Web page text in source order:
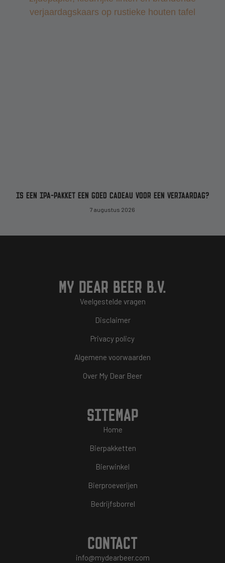
IS EEN IPA-PAKKET EEN GOED CADEAU VOOR EEN VERJAARDAG?
7 augustus 2026
MY DEAR BEER B.V.
Veelgestelde vragen
Disclaimer
Privacy policy
Algemene voorwaarden
Over My Dear Beer
SITEMAP
Home
Bierpakketten
Bierwinkel
Bierproeverijen
Bedrijfsborrel
CONTACT
info@mydearbeer.com